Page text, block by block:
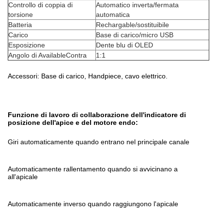
Controllo di coppia di
torsione
Automatico inverta/fermata
automatica
Batteria
Rechargable/sostituibile
Carico
Base di carico/micro USB
Esposizione
Dente blu di OLED
Angolo di AvailableContra
1:1
Accessori: Base di carico, Handpiece, cavo elettrico.
Funzione di lavoro di collaborazione dell'indicatore di
posizione dell'apice e del motore endo:
Giri automaticamente quando entrano nel principale canale
Automaticamente rallentamento quando si avvicinano a
all'apicale
Automaticamente inverso quando raggiungono l'apicale